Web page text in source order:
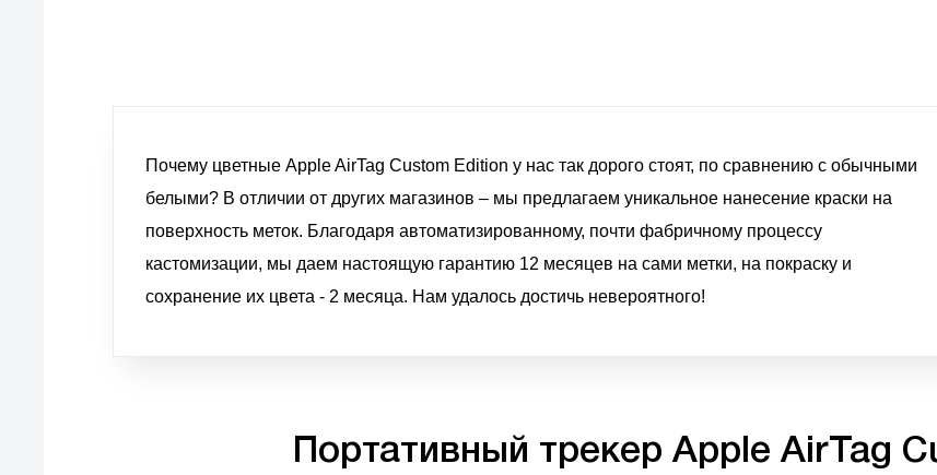
Почему цветные Apple AirTag Custom Edition у нас так дорого стоят, по сравнению с обычными
белыми? В отличии от других магазинов – мы предлагаем уникальное нанесение краски на
поверхность меток. Благодаря автоматизированному, почти фабричному процессу
кастомизации, мы даем настоящую гарантию 12 месяцев на сами метки, на покраску и
сохранение их цвета - 2 месяца. Нам удалось достичь невероятного!
Портативный трекер Apple AirTag